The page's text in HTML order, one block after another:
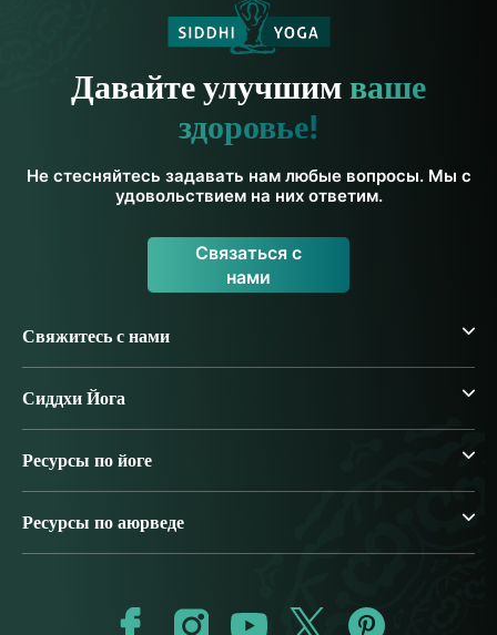
Давайте улучшимваше
здоровье!
Не стесняйтесь задавать нам любые вопросы. Мы с
удовольствием на них ответим.
Связаться с
нами
Свяжитесь с нами
Сиддхи Йога
Ресурсы по йоге
Ресурсы по аюрведе